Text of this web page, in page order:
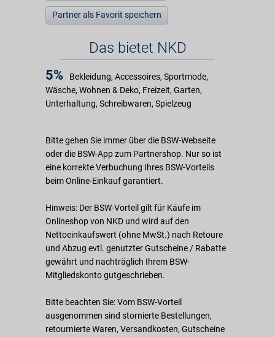
Partner als Favorit speichern
Das bietet NKD
5%
Bekleidung, Accessoires, Sportmode,
Wäsche, Wohnen & Deko, Freizeit, Garten,
Unterhaltung, Schreibwaren, Spielzeug
Bitte gehen Sie immer über die BSW-Webseite
oder die BSW-App zum Partnershop. Nur so ist
eine korrekte Verbuchung Ihres BSW-Vorteils
beim Online-Einkauf garantiert.
Hinweis: Der BSW-Vorteil gilt für Käufe im
Onlineshop von NKD und wird auf den
Nettoeinkaufswert (ohne MwSt.) nach Retoure
und Abzug evtl. genutzter Gutscheine / Rabatte
gewährt und nachträglich Ihrem BSW-
Mitgliedskonto gutgeschrieben.
Bitte beachten Sie: Vom BSW-Vorteil
ausgenommen sind stornierte Bestellungen,
retournierte Waren, Versandkosten, Gutscheine